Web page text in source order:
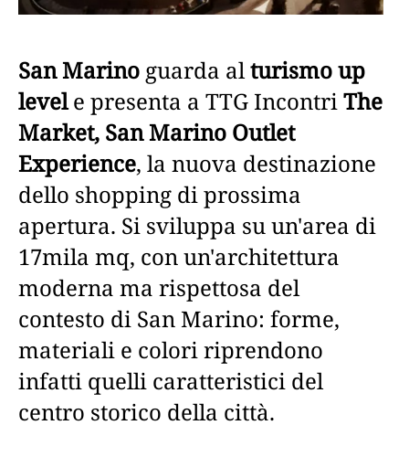
San Marino guarda alturismo up
levele presenta a TTG IncontriThe
Market, San Marino Outlet
Experience, la nuova destinazione
dello shopping di prossima
apertura. Si sviluppa su un'area di
17mila mq, con un'architettura
moderna ma rispettosa del
contesto di San Marino: forme,
materiali e colori riprendono
infatti quelli caratteristici del
centro storico della città.